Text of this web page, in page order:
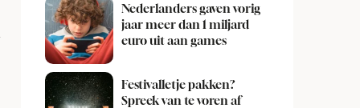
Nederlanders gaven vorig
jaar meer dan 1 miljard
euro uit aan games
Festivalletje pakken?
Spreek van te voren af